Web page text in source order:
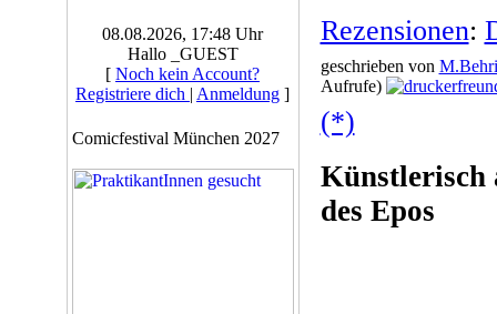
08.08.2026, 17:48 Uhr
Hallo _GUEST
[ Noch kein Account?
Registriere dich | Anmeldung ]
Comicfestival München 2027
Rezensionen:
geschrieben von
Aufrufe)
(*)
Künstlerisch
des Epos